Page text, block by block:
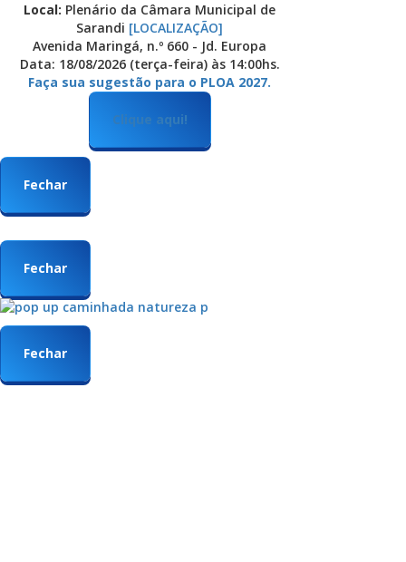
Local: Plenário da Câmara Municipal de
Sarandi [LOCALIZAÇÃO]
Avenida Maringá, n.º 660 - Jd. Europa
Data: 18/08/2026 (terça-feira) às 14:00hs.
Faça sua sugestão para o PLOA 2027.
Clique aqui!
Fechar
Fechar
Fechar